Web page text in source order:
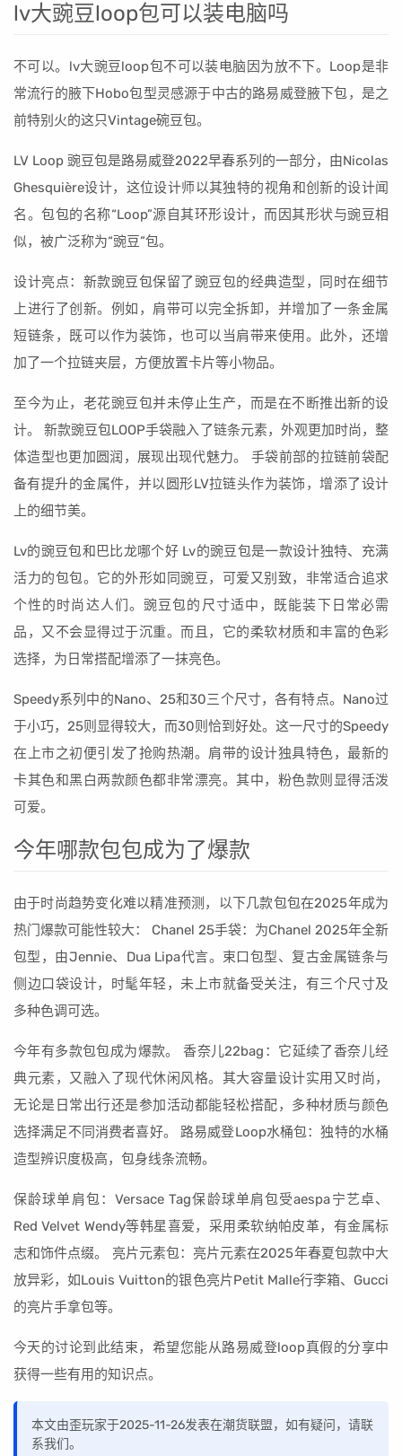
lv大豌豆loop包可以装电脑吗
不可以。lv大豌豆loop包不可以装电脑因为放不下。Loop是非
常流行的腋下Hobo包型灵感源于中古的路易威登腋下包，是之
前特别火的这只Vintage碗豆包。
LV Loop 豌豆包是路易威登2022早春系列的一部分，由Nicolas
Ghesquière设计，这位设计师以其独特的视角和创新的设计闻
名。包包的名称“Loop”源自其环形设计，而因其形状与豌豆相
似，被广泛称为“豌豆”包。
设计亮点：新款豌豆包保留了豌豆包的经典造型，同时在细节
上进行了创新。例如，肩带可以完全拆卸，并增加了一条金属
短链条，既可以作为装饰，也可以当肩带来使用。此外，还增
加了一个拉链夹层，方便放置卡片等小物品。
至今为止，老花豌豆包并未停止生产，而是在不断推出新的设
计。 新款豌豆包LOOP手袋融入了链条元素，外观更加时尚，整
体造型也更加圆润，展现出现代魅力。 手袋前部的拉链前袋配
备有提升的金属件，并以圆形LV拉链头作为装饰，增添了设计
上的细节美。
Lv的豌豆包和巴比龙哪个好 Lv的豌豆包是一款设计独特、充满
活力的包包。它的外形如同豌豆，可爱又别致，非常适合追求
个性的时尚达人们。豌豆包的尺寸适中，既能装下日常必需
品，又不会显得过于沉重。而且，它的柔软材质和丰富的色彩
选择，为日常搭配增添了一抹亮色。
Speedy系列中的Nano、25和30三个尺寸，各有特点。Nano过
于小巧，25则显得较大，而30则恰到好处。这一尺寸的Speedy
在上市之初便引发了抢购热潮。肩带的设计独具特色，最新的
卡其色和黑白两款颜色都非常漂亮。其中，粉色款则显得活泼
可爱。
今年哪款包包成为了爆款
由于时尚趋势变化难以精准预测，以下几款包包在2025年成为
热门爆款可能性较大： Chanel 25手袋：为Chanel 2025年全新
包型，由Jennie、Dua Lipa代言。束口包型、复古金属链条与
侧边口袋设计，时髦年轻，未上市就备受关注，有三个尺寸及
多种色调可选。
今年有多款包包成为爆款。 香奈儿22bag：它延续了香奈儿经
典元素，又融入了现代休闲风格。其大容量设计实用又时尚，
无论是日常出行还是参加活动都能轻松搭配，多种材质与颜色
选择满足不同消费者喜好。 路易威登Loop水桶包：独特的水桶
造型辨识度极高，包身线条流畅。
保龄球单肩包：Versace Tag保龄球单肩包受aespa宁艺卓、
Red Velvet Wendy等韩星喜爱，采用柔软纳帕皮革，有金属标
志和饰件点缀。 亮片元素包：亮片元素在2025年春夏包款中大
放异彩，如Louis Vuitton的银色亮片Petit Malle行李箱、Gucci
的亮片手拿包等。
今天的讨论到此结束，希望您能从路易威登loop真假的分享中
获得一些有用的知识点。
本文由歪玩家于2025-11-26发表在潮货联盟，如有疑问，请联
系我们。